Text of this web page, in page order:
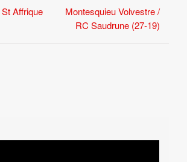
Affrique
Montesquieu Volvestre /
RC Saudrune (27-19)